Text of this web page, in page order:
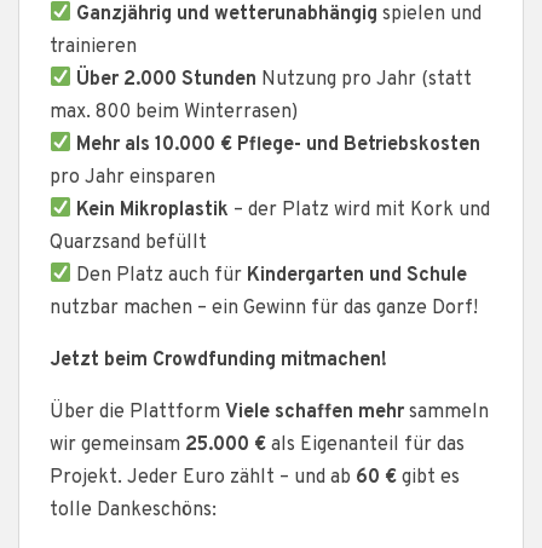
Ganzjährig und wetterunabhängig spielen und
trainieren
Über 2.000 Stunden Nutzung pro Jahr (statt
max. 800 beim Winterrasen)
Mehr als 10.000 € Pflege- und Betriebskosten
pro Jahr einsparen
Kein Mikroplastik – der Platz wird mit Kork und
Quarzsand befüllt
Den Platz auch für Kindergarten und Schule
nutzbar machen – ein Gewinn für das ganze Dorf!
Jetzt beim Crowdfunding mitmachen!
Über die Plattform Viele schaffen mehr sammeln
wir gemeinsam 25.000 € als Eigenanteil für das
Projekt. Jeder Euro zählt – und ab 60 € gibt es
tolle Dankeschöns: